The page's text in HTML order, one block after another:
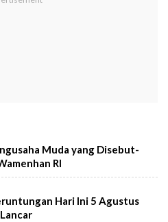
Muda yang Disebut-
RI
Hari Ini 5 Agustus